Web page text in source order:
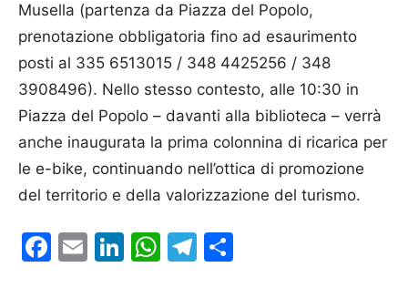
Musella (partenza da Piazza del Popolo,
prenotazione obbligatoria fino ad esaurimento
posti al 335 6513015 / 348 4425256 / 348
3908496). Nello stesso contesto, alle 10:30 in
Piazza del Popolo – davanti alla biblioteca – verrà
anche inaugurata la prima colonnina di ricarica per
le e-bike, continuando nell’ottica di promozione
del territorio e della valorizzazione del turismo.
Facebook
EmailLinkedIn
WhatsApp
Telegram